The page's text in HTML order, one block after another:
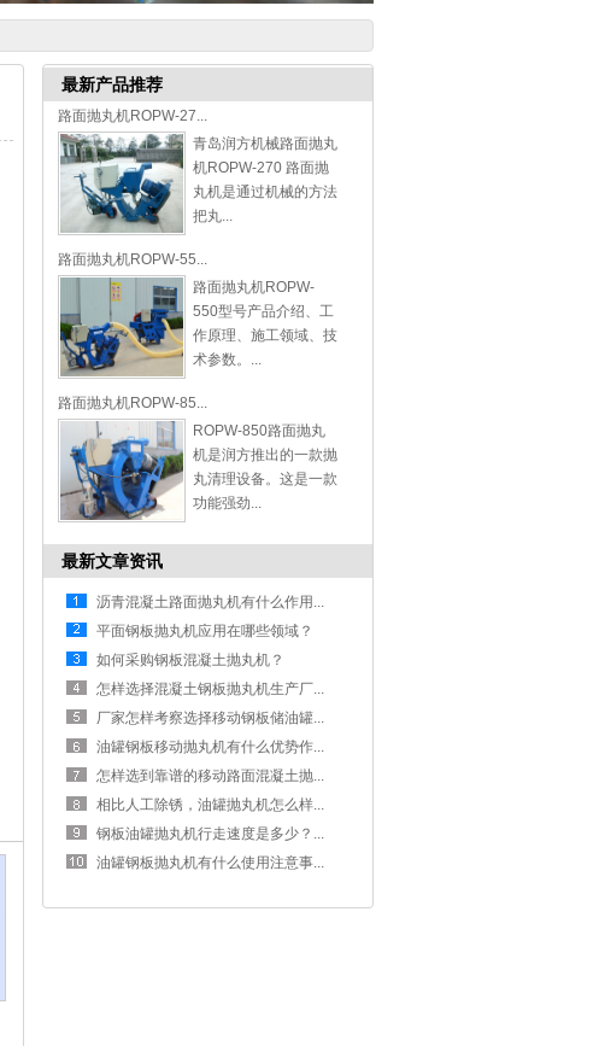
最新产品推荐
路面抛丸机ROPW-27...
青岛润方机械路面抛丸
机ROPW-270 路面抛
丸机是通过机械的方法
把丸...
路面抛丸机ROPW-55...
路面抛丸机ROPW-
550型号产品介绍、工
作原理、施工领域、技
术参数。...
路面抛丸机ROPW-85...
ROPW-850路面抛丸
机是润方推出的一款抛
丸清理设备。这是一款
功能强劲...
最新文章资讯
沥青混凝土路面抛丸机有什么作用...
平面钢板抛丸机应用在哪些领域？
如何采购钢板混凝土抛丸机？
怎样选择混凝土钢板抛丸机生产厂...
厂家怎样考察选择移动钢板储油罐...
油罐钢板移动抛丸机有什么优势作...
怎样选到靠谱的移动路面混凝土抛...
相比人工除锈，油罐抛丸机怎么样...
钢板油罐抛丸机行走速度是多少？...
油罐钢板抛丸机有什么使用注意事...